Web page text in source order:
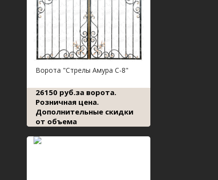
Ворота "Стрелы Амура С-8"
26150 руб.за ворота.
Розничная цена.
Дополнительные скидки
от объема